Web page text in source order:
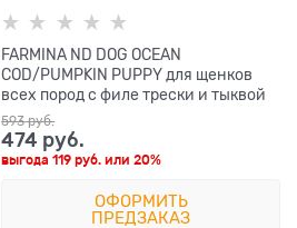
FARMINA ND DOG OCEAN
COD/PUMPKIN PUPPY для щенков
всех пород с филе трески и тыквой
593 руб.
474 руб.
выгода119 руб. или20%
ОФОРМИТЬ
ПРЕДЗАКАЗ